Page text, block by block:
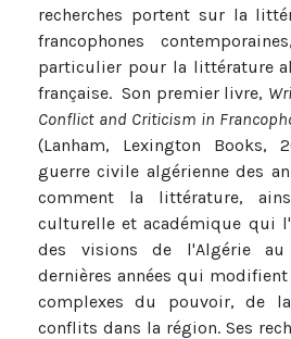
recherches portent sur la
francophones
particulier pour la littérature
française. Son premier livre,
Conflict and Criticism in
(Lanham, Lexington Books,
guerre civile algérienne des
comment la littérature,
culturelle et académique qui
des visions de l'Algérie
dernières années qui
complexes du pouvoir, de
conflits dans la région. Ses